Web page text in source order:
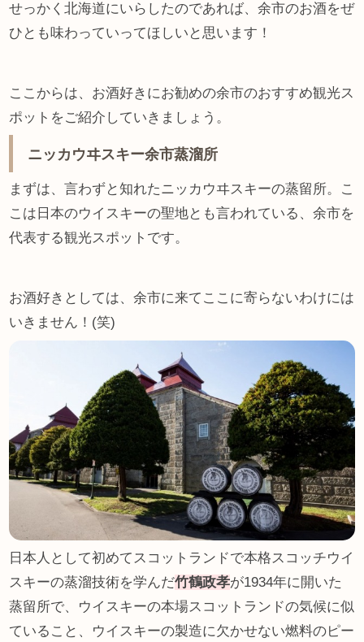
せっかく北海道にいらしたのであれば、余市のお酒をぜ
ひとも味わっていってほしいと思います！
ここからは、お酒好きにお勧めの余市のおすすめ観光ス
ポットをご紹介していきましょう。
ニッカウヰスキー余市蒸溜所
まずは、言わずと知れたニッカウヰスキーの蒸留所。こ
こは日本のウイスキーの聖地とも言われている、余市を
代表する観光スポットです。
お酒好きとしては、余市に来てここに寄らないわけには
いきません！(笑)
日本人として初めてスコットランドで本格スコッチウイ
スキーの蒸溜技術を学んだ竹鶴政孝が1934年に開いた
蒸留所で、ウイスキーの本場スコットランドの気候に似
ていること、ウイスキーの製造に欠かせない燃料のピー